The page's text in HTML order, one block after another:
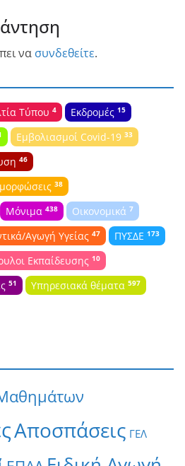
να συνδεθείτε.
Τύπου 4 Εκδρομές 15
Εμβολιασμοί Covid-19 33
46
38
Μόνιμα 438 Οικονομικά 7
Αγωγή Υγείας 47 ΠΥΣΔΕ 173
Εκπαίδευσης 10
51 Υπηρεσιακά θέματα 597
Αποσπάσεις ΓΕΛ